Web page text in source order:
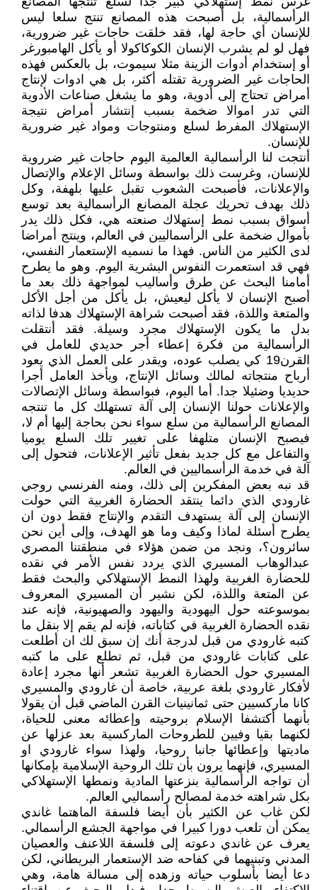
الرأسمالية، بل أصبحت هذه المصانع تنتج سلعا ليس
للإنسان أي حاجة لها، فقد خلقت حاجات غير ضرورية،
فهل لو لم يشرب الإنسان الكوكاكولا أو يأكل الهامبورغر
أو إستخدام أدوات الزينة مثلا سيموت، بل بالعكس فهذه
الحاجات غير الضرورية تقتله أكثر، بل هي ادوات لإنتاج
أمراض تحتاج إلى أدوية، وهو ما يشغل صناعات الأدوية
التي تدر اموالا ضخمة بسبب إنتشار أمراض نتيجة
الإستهلاك المفرط لسلع ومنتوجات ومواد غير ضرورية
للإنسان.
أنتجت لنا الرأسمالية العالمية اليوم حاجات غير ضرروية
للإنسان، وغرست ذلك بواسطة وسائل الإعلام والإتصال
والإعلانات، فأصبحت الشعوب تقبل عليها بلهفة، وكل
ذلك بهدف تحريك عجلة المصانع الرأسمالية بعد توسع
أسواق بسبب نمط إستهلاك صنعته هي، فكل ذلك يدر
بأموال ضخمة على الرأسماليين في العالم، وينتج أمراضا
لدى الكثير من الناس. فهذا ما نسميه الإستعمار النفسي،
فهي قد استعمرت النفوس البشرية اليوم. وهو ما يطرح
أمامنا البحث عن طرق وأساليب لمواجهة ذلك بعد ما
أصبح الإنسان لا يأكل ليعيش، بل يأكل من أجل الأكل
والمتعة واللذة، فقد أصبحت شراهة الإستهلاك هدفا لذاته
بدل ما يكون الإستهلاك مجرد وسيلة. فقد أنتقلت
الرأسمالية من فكرة إعطاء أجر حديدي للعامل في
القرن19 كي يصلب عوده، ويقدر على العمل الذي يعود
أرباح منتجاته لمالك وسائل الإنتاج، ويأخذ العامل أجرا
حديديا وضئيلا جدا. أما اليوم، فبواسطة وسائل الإتصالات
والإعلانات حولنا الإنسان إلى آلة تستهلك كل ما تنتجه
المصانع الرأسمالية من سلع سواء نحن بحاجة إليها أم لا،
فيصبح الإنسان متلهفا على تغيير تلك السلع يوميا
والتفاعل مع كل جديد بفعل تأثير الإعلانات، فتحول إلى
آلة في خدمة الرأسماليين في العالم.
قد نبه بعض المفكرين إلى ذلك، ومنه الفرنسي روجي
غارودي الذي دائما ينتقد الحضارة الغربية التي حولت
الإنسان إلى آلة يستهدف التقدم والإنتاج فقط دون ان
يطرح أسئلة لماذا وكيف وما هو الهدف، وإلى أين نحن
سائرون؟، ونجد من ضمن هؤلاء في منطقتنا المصري
عبدالوهاب المسيري الذي يردد نفس الأمر في نقده
للحضارة الغربية ولهذا النمط الإستهلاكي والبحث فقط
عن المتعة واللذة، لكن نشير أن المسيري المعروف
بموسوعته حول اليهودية واليهود والصهيونية، فإنه عند
نقده الحضارة الغربية في كتاباته، فإنه لم يقم إلا بنقل ما
كتبه غارودي من قبل لدرجة أنك إن سبق لك ان أطلعت
على كتابات غارودي من قبل، ثم تطلع على ما كتبه
المسيري حول الحضارة الغربية تشعر أنها مجرد إعادة
لأفكار غارودي بلغة عربية، خاصة أن غارودي والمسيري
كانا ماركسيين حتى ثمانينيات القرن الماضي قبل أن يقولا
بأنهما أكتشفا الإسلام بروحيته وإعطائه معنى للحياة،
لكنهما بقيا وفيين للطروحات الماركسية بعد عزلها عن
ماديتها وإعطائها جانبا روحيا، ولهذا سواء غارودي او
المسيري، فإنهما يرون بأن تلك الروحية الإسلامية بإمكانها
أن تواجه الرأسمالية بنزعتها المادية ونمطها الإستهلاكي
بكل شراهته خدمة لمصالح رأسماليي العالم.
لكن غاب عن الكثير بأن أيضا فلسفة الماهتما غاندي
يمكن أن تلعب دورا كبيرا في مواجهة الجشع الرأسمالي.
يعرف عن غاندي دعوته إلى فلسفة اللاعنف والعصيان
المدني وتبنيهما في كفاحه ضد الإستعمار البريطاني، لكن
دعا أيضا بأسلوب حياته وزهده إلى مسالة هامة، وهي